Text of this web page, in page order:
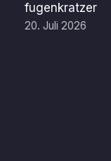
fugenkratzer
20. Juli 2026